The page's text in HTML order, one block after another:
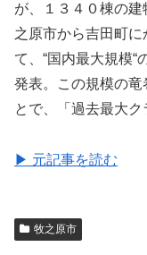
が、１３４０棟の
之原市から吉田町
て、“国内最大規模“
発表。この規模の竜
とで、「過去最大ク
▶ 元記事を読む
牧之原市